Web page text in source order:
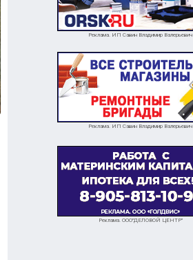
Реклама. ИП Савин Владимир Валерьевич
Реклама. ИП Савин Владимир Валерьевич
Реклама. ООО"ДЕЛОВОЙ ЦЕНТР"